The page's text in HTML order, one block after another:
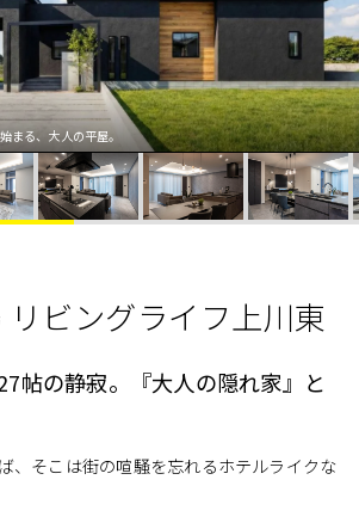
ビングライフ上川東
帖の静寂。『大人の隠れ家』と
、そこは街の喧騒を忘れるホテルライクな
まる、大人の平屋。